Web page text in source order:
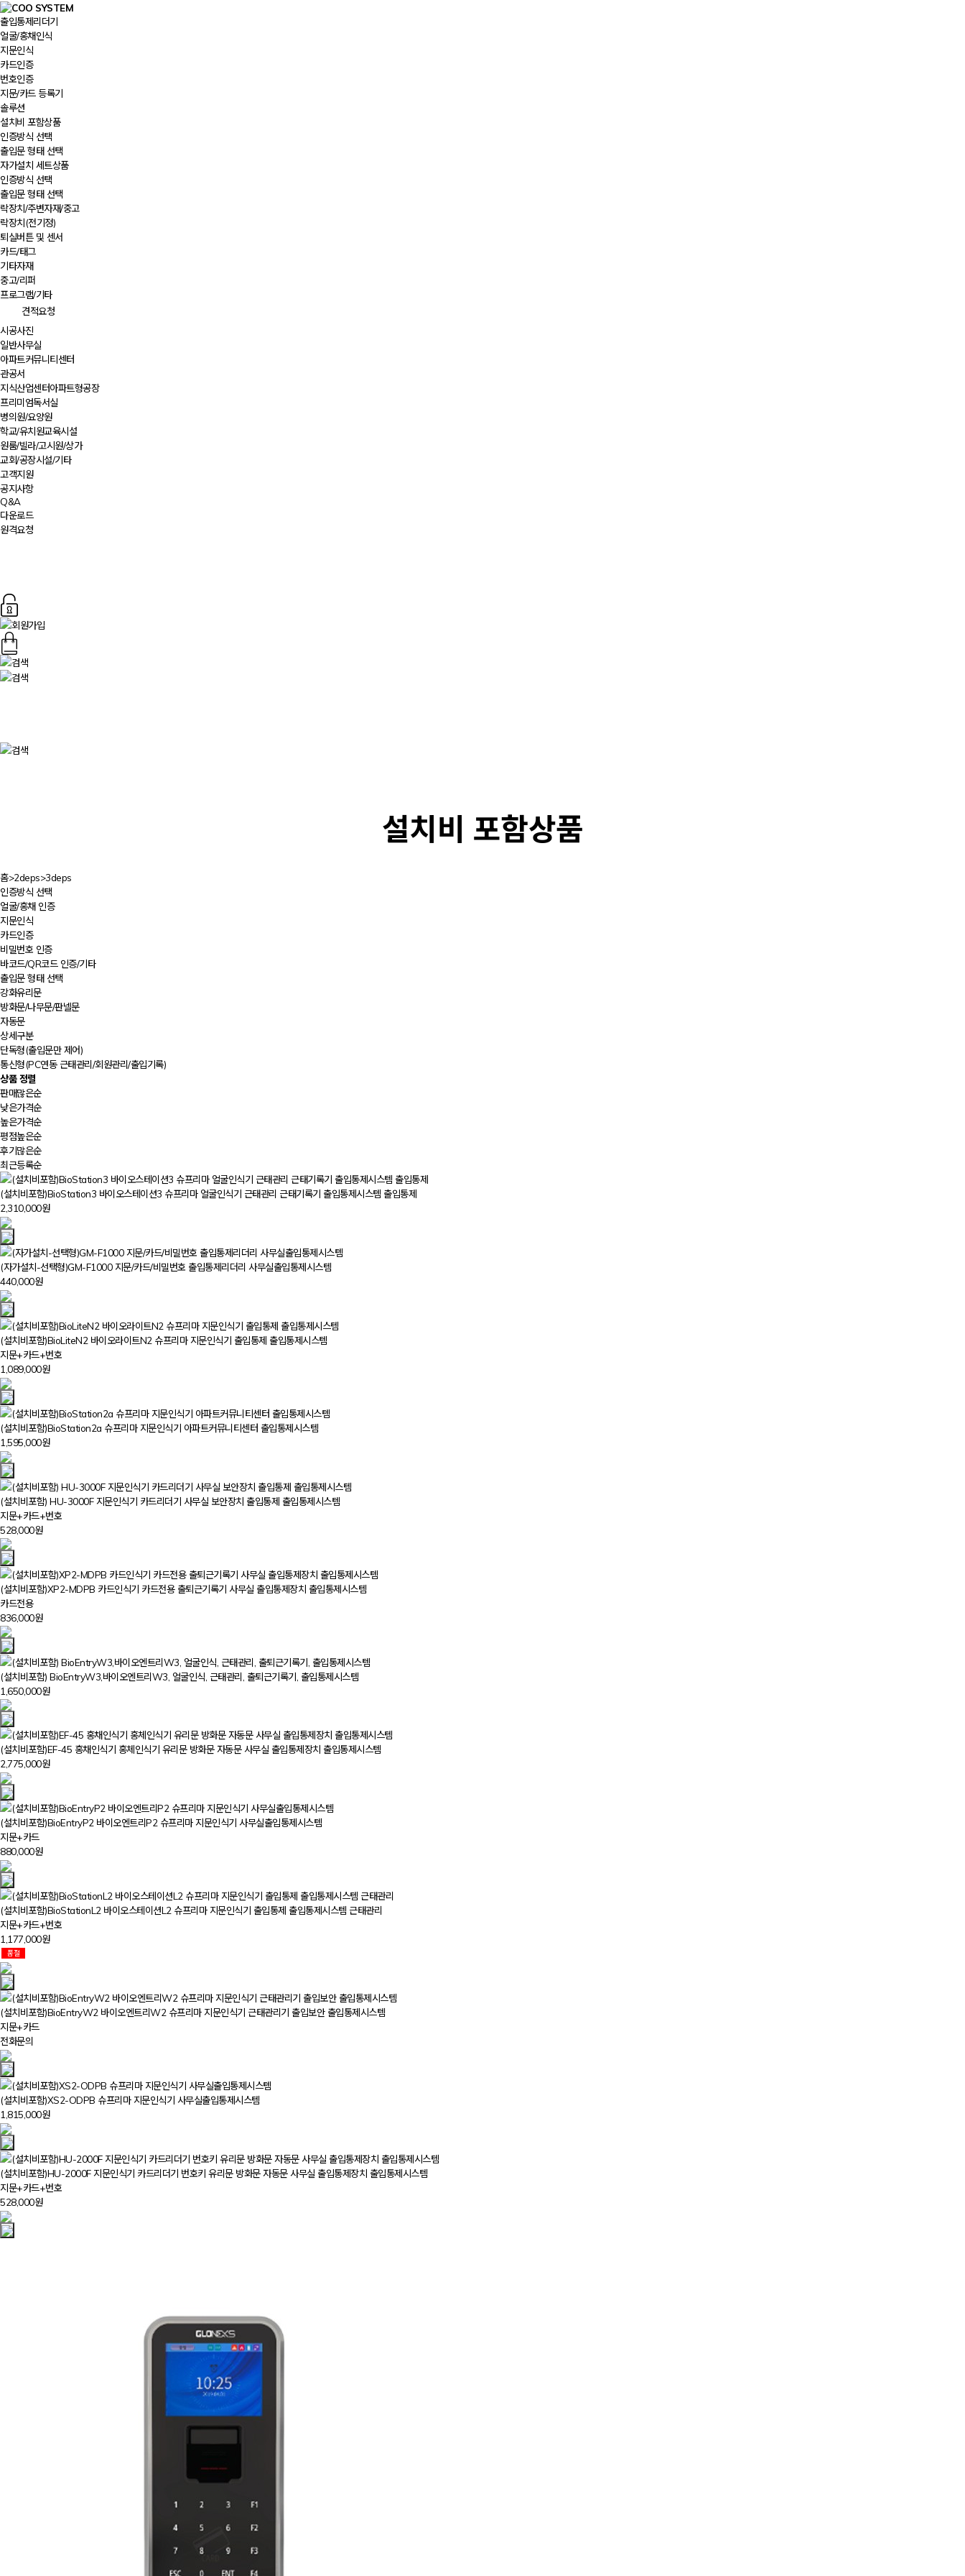
출입통제리더기
얼굴/홍채인식
지문인식
카드인증
번호인증
지문/카드 등록기
솔루션
설치비 포함상품
인증방식 선택
출입문 형태 선택
자가설치 세트상품
인증방식 선택
출입문 형태 선택
락장치/주변자재/중고
락장치(전기정)
퇴실버튼 및 센서
카드/태그
기타자재
중고/리퍼
프로그램/기타
견적요청
시공사진
일반사무실
아파트커뮤니티센터
관공서
지식산업센터아파트형공장
프리미엄독서실
병의원/요양원
학교/유치원교육시설
원룸/빌라/고시원/상가
교회/공장시설/기타
고객지원
공지사항
Q&A
다운로드
원격요청
설치비 포함상품
홈>2deps>3deps
인증방식 선택
얼굴/홍채 인증
지문인식
카드인증
비밀번호 인증
바코드/QR코드 인증/기타
출입문 형태 선택
강화유리문
방화문/나무문/판넬문
자동문
상세구분
단독형(출입문만 제어)
통신형(PC연동 근태관리/회원관리/출입기록)
상품 정렬
판매많은순
낮은가격순
높은가격순
평점높은순
후기많은순
최근등록순
(설치비포함)BioStation3 바이오스테이션3 슈프리마 얼굴인식기 근태관리 근태기록기 출입통제시스템 출입통제
2,310,000원
(자가설치-선택형)GM-F1000 지문/카드/비밀번호 출입통제리더리 사무실출입통제시스템
440,000원
(설치비포함)BioLiteN2 바이오라이트N2 슈프리마 지문인식기 출입통제 출입통제시스템
지문+카드+번호
1,089,000원
(설치비포함)BioStation2a 슈프리마 지문인식기 아파트커뮤니티센터 출입통제시스템
1,595,000원
(설치비포함) HU-3000F 지문인식기 카드리더기 사무실 보안장치 출입통제 출입통제시스템
지문+카드+번호
528,000원
(설치비포함)XP2-MDPB 카드인식기 카드전용 출퇴근기록기 사무실 출입통제장치 출입통제시스템
카드전용
836,000원
(설치비포함) BioEntryW3,바이오엔트리W3, 얼굴인식, 근태관리, 출퇴근기록기, 출입통제시스템
1,650,000원
(설치비포함)EF-45 홍채인식기 홍체인식기 유리문 방화문 자동문 사무실 출입통제장치 출입통제시스템
2,775,000원
(설치비포함)BioEntryP2 바이오엔트리P2 슈프리마 지문인식기 사무실출입통제시스템
지문+카드
880,000원
(설치비포함)BioStationL2 바이오스테이션L2 슈프리마 지문인식기 출입통제 출입통제시스템 근태관리
지문+카드+번호
1,177,000원
품절
(설치비포함)BioEntryW2 바이오엔트리W2 슈프리마 지문인식기 근태관리기 출입보안 출입통제시스템
지문+카드
전화문의
(설치비포함)XS2-ODPB 슈프리마 지문인식기 사무실출입통제시스템
1,815,000원
(설치비포함)HU-2000F 지문인식기 카드리더기 번호키 유리문 방화문 자동문 사무실 출입통제장치 출입통제시스템
지문+카드+번호
528,000원